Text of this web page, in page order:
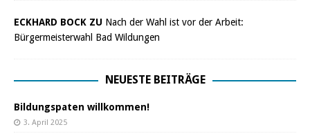
ECKHARD BOCK ZU Nach der Wahl ist vor der Arbeit:
Bürgermeisterwahl Bad Wildungen
NEUESTE BEITRÄGE
Bildungspaten willkommen!
3. April 2025